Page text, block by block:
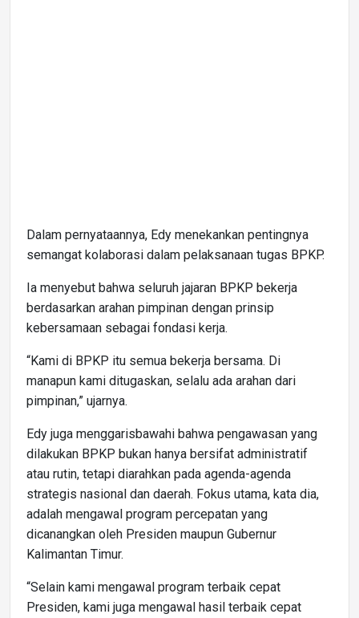
Dalam pernyataannya, Edy menekankan pentingnya
semangat kolaborasi dalam pelaksanaan tugas BPKP.
Ia menyebut bahwa seluruh jajaran BPKP bekerja
berdasarkan arahan pimpinan dengan prinsip
kebersamaan sebagai fondasi kerja.
“Kami di BPKP itu semua bekerja bersama. Di
manapun kami ditugaskan, selalu ada arahan dari
pimpinan,” ujarnya.
Edy juga menggarisbawahi bahwa pengawasan yang
dilakukan BPKP bukan hanya bersifat administratif
atau rutin, tetapi diarahkan pada agenda-agenda
strategis nasional dan daerah. Fokus utama, kata dia,
adalah mengawal program percepatan yang
dicanangkan oleh Presiden maupun Gubernur
Kalimantan Timur.
“Selain kami mengawal program terbaik cepat
Presiden, kami juga mengawal hasil terbaik cepat